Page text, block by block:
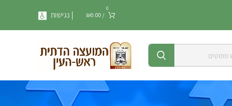
0
/
₪0.00 | נגישות